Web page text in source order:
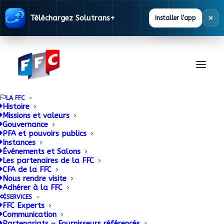
Téléchargez Solutrans+ Installer l’app ×
LA FFC
Histoire
Missions et valeurs
Gouvernance
PFA et pouvoirs publics
Instances
Événements et Salons
Les partenaires de la FFC
CFA de la FFC
Nous rendre visite
Adhérer à la FFC
SERVICES
FFC Experts
Communication
RATP Dev et GRUAU
présentent le projet
TPMR réalisé sur l’un
des modèles de la